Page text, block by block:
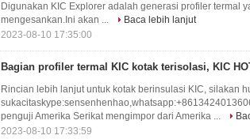
Digunakan KIC Explorer adalah generasi profiler termal
mengesankan.Ini akan ...
Baca lebih lanjut
2023-08-10 17:35:00
Bagian profiler termal KIC kotak terisolasi, KIC
Rincian lebih lanjut untuk kotak berinsulasi KIC, silakan
penguji Amerika Serikat mengimpor dari Amerika ...
2023-08-10 17:33:59